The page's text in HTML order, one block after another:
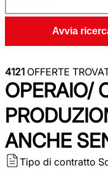
Avvia
4121 OFFERTE
OPERAIO/
ANCHE
Tipo di contratto